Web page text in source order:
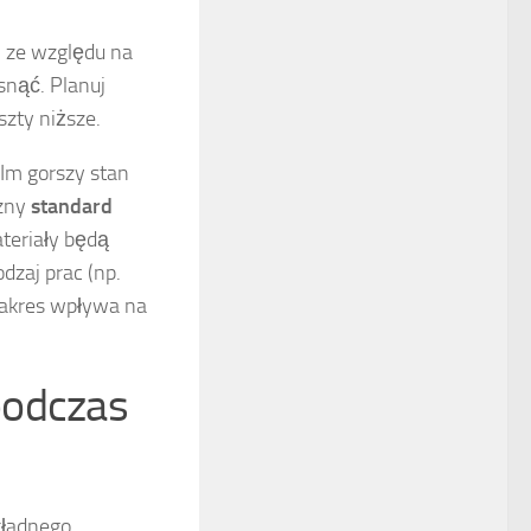
względu na
Planuj
niższe.
gorszy stan
standard
będą
prac (np.
wpływa na